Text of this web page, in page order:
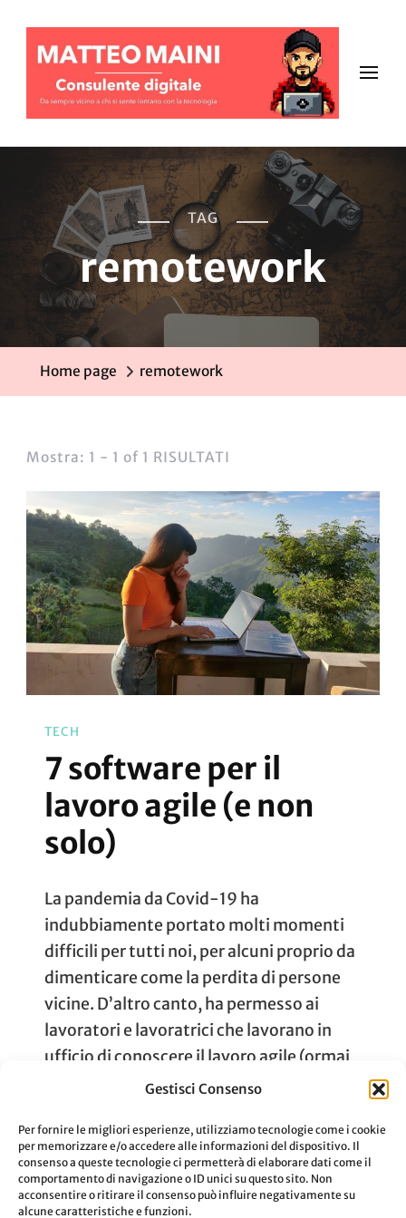
Gestisci Consenso
Per fornire le migliori esperienze, utilizziamo tecnologie come i cookie
per memorizzare e/o accedere alle informazioni del dispositivo. Il
consenso a queste tecnologie ci permetterà di elaborare dati come il
comportamento di navigazione o ID unici su questo sito. Non
acconsentire o ritirare il consenso può influire negativamente su
alcune caratteristiche e funzioni.
TAG
remotework
Home page remotework
Mostra: 1 - 1 of 1 RISULTATI
TECH
7 software per il
lavoro agile (e non
solo)
La pandemia da Covid-19 ha
indubbiamente portato molti momenti
difficili per tutti noi, per alcuni proprio da
dimenticare come la perdita di persone
vicine. D’altro canto, ha permesso ai
lavoratori e lavoratrici che lavorano in
ufficio di conoscere il lavoro agile (ormai
conosciuto come smart working)
Visto che molte aziende hanno …
Aggiornato Il 18 Dicembre 2022 Leggi